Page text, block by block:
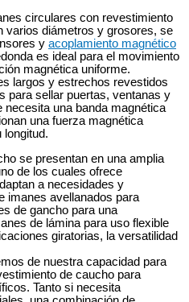
circulares con revestimiento
varios diámetros y grosores, se
y acoplamiento magnético
es ideal para el movimiento
magnética uniforme.
largos y estrechos revestidos
para sellar puertas, ventanas y
una banda magnética
una fuerza magnética
longitud.
se presentan en una amplia
de los cuales ofrece
a necesidades y
imanes avellanados para
de gancho para una
de lámina para uso flexible
giratorias, la versatilidad
de nuestra capacidad para
de caucho para
Tanto si necesita